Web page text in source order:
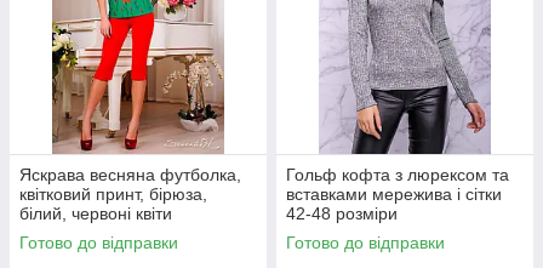
Яскрава весняна футболка,
квітковий принт, бірюза,
білий, червоні квіти
Готово до відправки
Гольф кофта з люрексом та
вставками мережива і сітки
42-48 розміри
Готово до відправки